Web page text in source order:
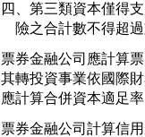
四、第三類資本僅得
險之合計數不得超
票券金融公司應計算
其轉投資事業依國際
應計算合併資本適足
票券金融公司計算信